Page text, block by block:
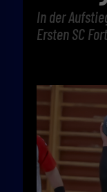
In der
Ersten SC